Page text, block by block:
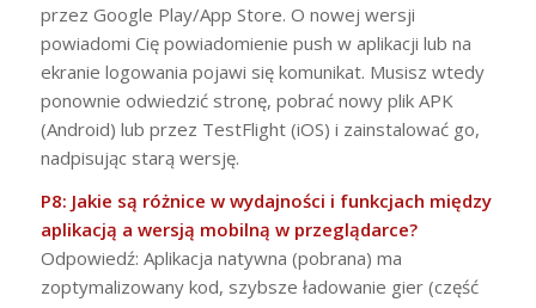
przez Google Play/App Store. O nowej wersji
powiadomi Cię powiadomienie push w aplikacji lub na
ekranie logowania pojawi się komunikat. Musisz wtedy
ponownie odwiedzić stronę, pobrać nowy plik APK
(Android) lub przez TestFlight (iOS) i zainstalować go,
nadpisując starą wersję.
P8: Jakie są różnice w wydajności i funkcjach między
aplikacją a wersją mobilną w przeglądarce?
Odpowiedź: Aplikacja natywna (pobrana) ma
zoptymalizowany kod, szybsze ładowanie gier (część